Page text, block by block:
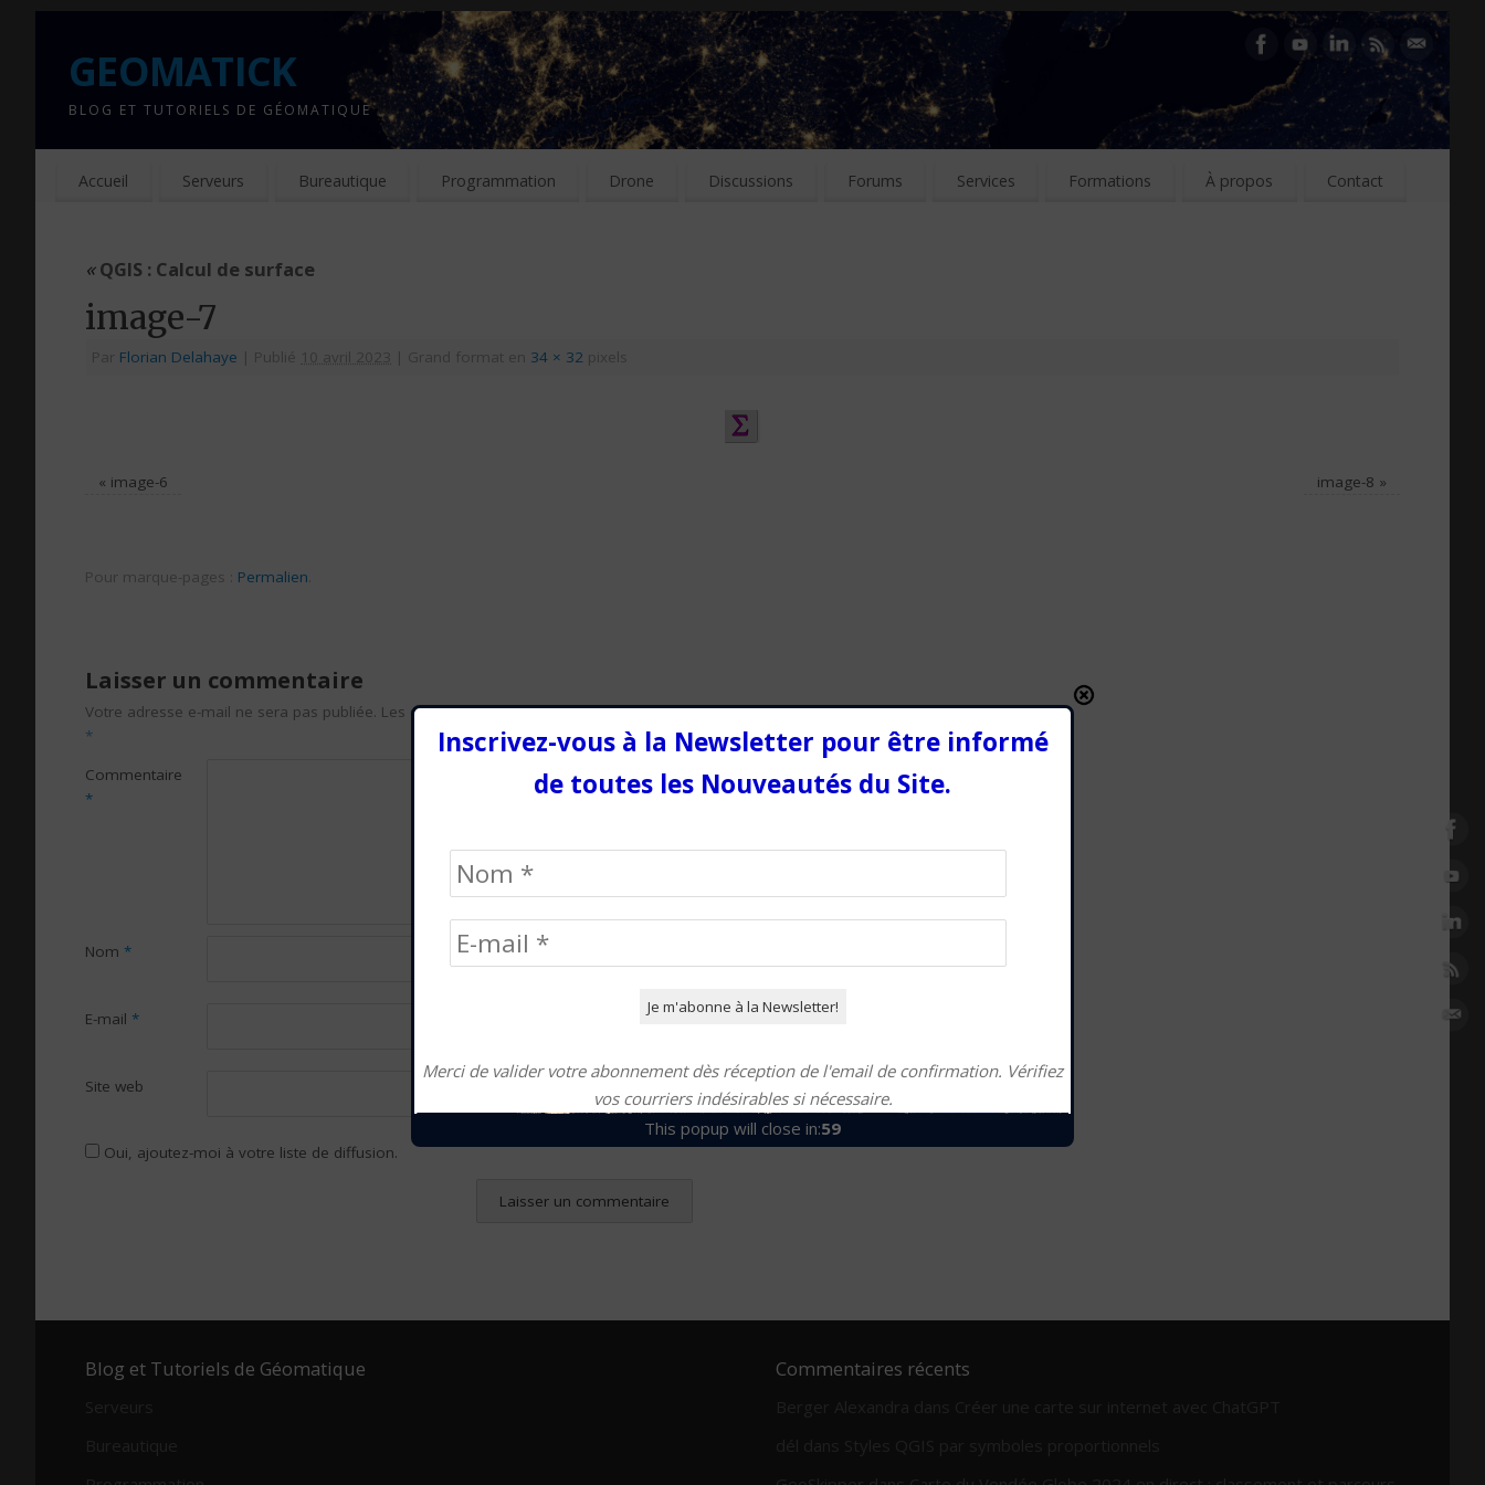
GEOMATICK
BLOG ET TUTORIELS DE GÉOMATIQUE
Accueil Serveurs Bureautique Programmation Drone Discussions Forums Services Formations À propos Contact
«QGIS : Calcul de surface
image-7
Par Florian Delahaye | Publié 10 avril 2023 | Grand format en 34 × 32 pixels
« image-6 image-8 »
Pour marque-pages : Permalien
Laisser un commentaire
Votre adresse e-mail ne sera pas publiée. Les champs obligatoires sont indiqués avec
*
Commentaire
*
Nom *
E-mail *
Site web
Oui, ajoutez-moi à votre liste de diffusion.
Blog et Tutoriels de Géomatique Commentaires récents
This popup will close in:58
Inscrivez-vous à la Newsletter pour être informé
de toutes les Nouveautés du Site.
Merci de valider votre abonnement dès réception de l'email de confirmation. Vérifiez
vos courriers indésirables si nécessaire.